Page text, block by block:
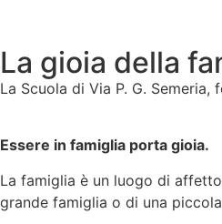
La gioia della
La Scuola di Via P. G.
Essere in famiglia porta gioia.
La famiglia è un luogo di
grande famiglia o di una